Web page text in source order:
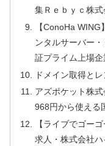
集Ｒｅｂｙｃ株式
【ConoHa
ンタルサーバー
証プライム上場企
ドメイン取得と
アズポケット株
968円から使える
【ライブでゴー
求人・株式会社ハ